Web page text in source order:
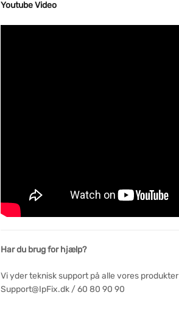
Youtube Video
Har du brug for hjælp?
Vi yder teknisk support på alle vores produkter
Support@IpFix.dk / 60 80 90 90